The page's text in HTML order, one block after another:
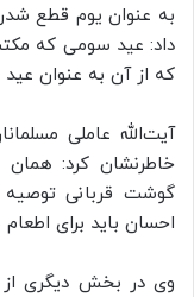
به عنوان یوم قطع شدن
داد: عید سومی که
که از آن به عنوان
آیت‌الله عاملی
خاطرنشان کرد:
گوشت قربانی توصیه
احسان باید برای اطعام
وی در بخش دیگری از